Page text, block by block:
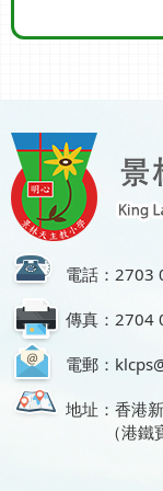
電話：2703
傳真：2704
電郵：
地址：香港
（港鐵寶